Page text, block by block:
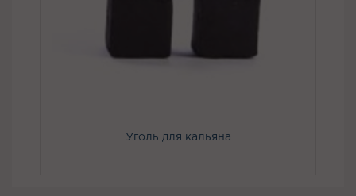
Уголь для кальяна